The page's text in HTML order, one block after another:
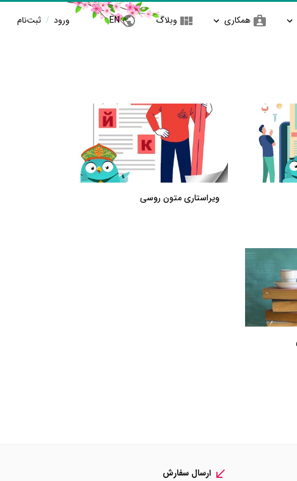
همکاری وبلاگ EN ورود / ثبت‌نام
ویراستاری متون روسی
ارسال سفارش